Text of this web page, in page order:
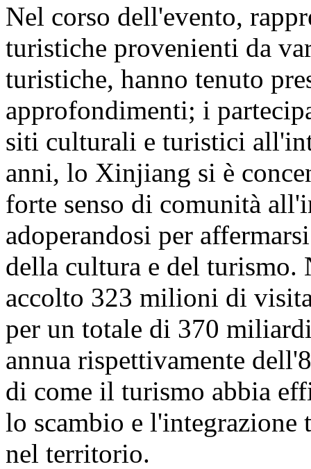
Nel corso dell'evento,
turistiche provenienti da
turistiche, hanno tenuto
approfondimenti; i
siti culturali e turistici
anni, lo Xinjiang si è
forte senso di comunità
adoperandosi per
della cultura e del turismo.
accolto 323 milioni di
per un totale di 370
annua rispettivamente
di come il turismo abbia
lo scambio e
nel territorio.